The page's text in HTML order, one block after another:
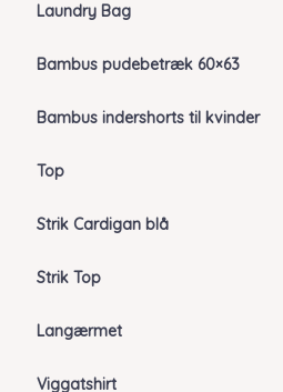
Laundry Bag
Bambus pudebetræk 60×63
Bambus indershorts til kvinder
Top
Strik Cardigan blå
Strik Top
Langærmet
Viggatshirt